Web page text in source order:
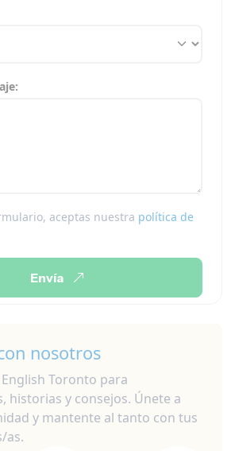
aceptas nuestra política de
Envía
nosotros
English Toronto para
historias y consejos. Únete a
y mantente al tanto con tus
as.